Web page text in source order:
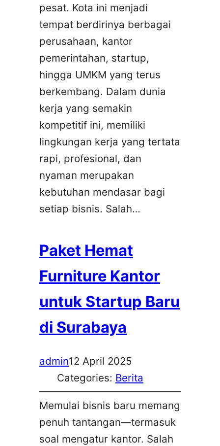
pesat. Kota ini menjadi
tempat berdirinya berbagai
perusahaan, kantor
pemerintahan, startup,
hingga UMKM yang terus
berkembang. Dalam dunia
kerja yang semakin
kompetitif ini, memiliki
lingkungan kerja yang tertata
rapi, profesional, dan
nyaman merupakan
kebutuhan mendasar bagi
setiap bisnis. Salah…
Paket Hemat
Furniture Kantor
untuk Startup Baru
di Surabaya
admin12 April 2025
Categories: Berita
Memulai bisnis baru memang
penuh tantangan—termasuk
soal mengatur kantor. Salah